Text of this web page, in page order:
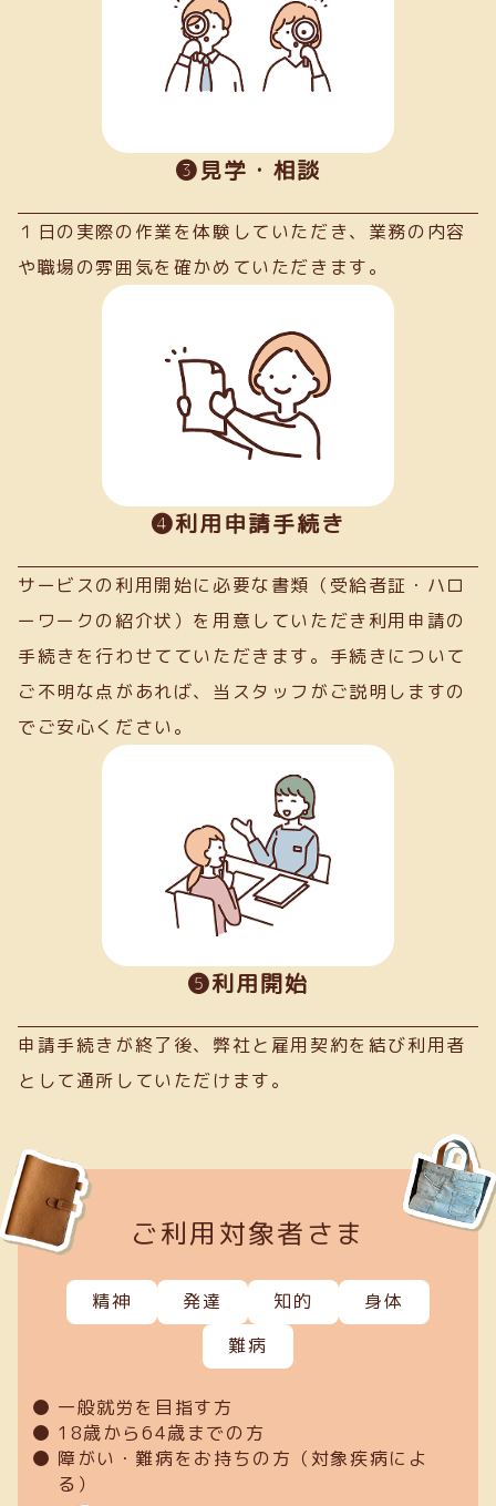
➌見学・相談
１日の実際の作業を体験していただき、業務の内容
や職場の雰囲気を確かめていただきます。
➍利用申請手続き
サービスの利用開始に必要な書類（受給者証・ハロ
ーワークの紹介状）を用意していただき利用申請の
手続きを行わせてていただきます。手続きについて
ご不明な点があれば、当スタッフがご説明しますの
でご安心ください。
❺利用開始
申請手続きが終了後、弊社と雇用契約を結び利用者
として通所していただけます。
ご利用対象者さま
精神 発達 知的
身体
難病
一般就労を目指す方
18歳から64歳までの方
障がい・難病をお持ちの方（対象疾病によ
る）